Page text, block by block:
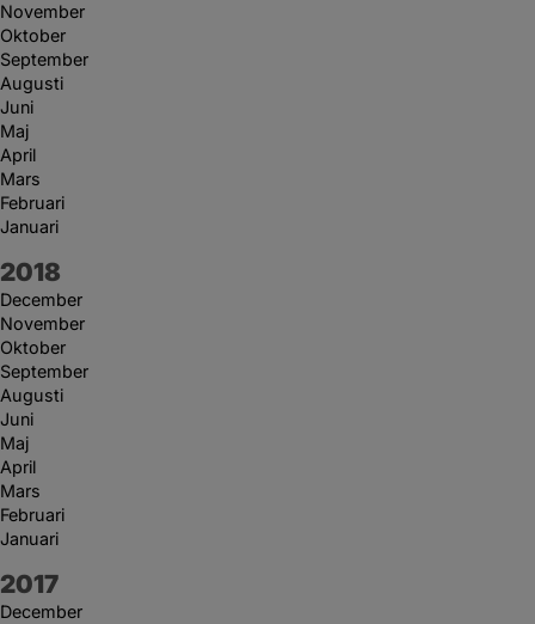
November
Oktober
September
Augusti
Juni
Maj
April
Mars
Februari
Januari
År:
2018
December
November
Oktober
September
Augusti
Juni
Maj
April
Mars
Februari
Januari
År:
2017
December